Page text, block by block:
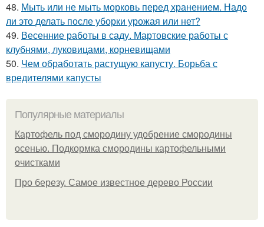
48. Мыть или не мыть морковь перед хранением. Надо
ли это делать после уборки урожая или нет?
49. Весенние работы в саду. Мартовские работы с
клубнями, луковицами, корневищами
50. Чем обработать растущую капусту. Борьба с
вредителями капусты
Популярные материалы
Картофель под смородину удобрение смородины
осенью. Подкормка смородины картофельными
очистками
Про березу. Самое известное дерево России